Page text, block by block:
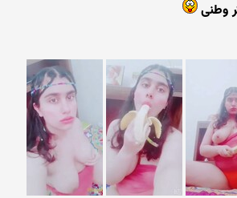
وطنی